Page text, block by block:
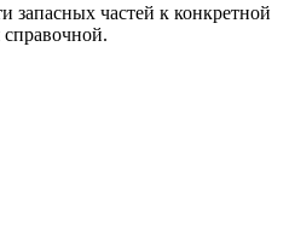
частей к конкретной
справочной.